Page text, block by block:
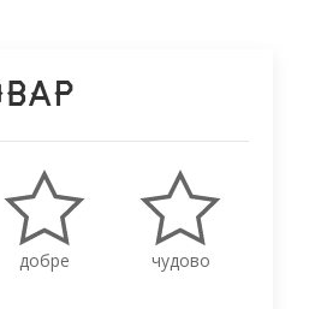
добре чудово